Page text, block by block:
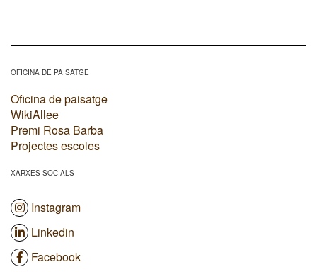
OFICINA DE PAISATGE
Oficina de paisatge
WikiAllee
Premi Rosa Barba
Projectes escoles
XARXES SOCIALS
Instagram
Linkedin
Facebook